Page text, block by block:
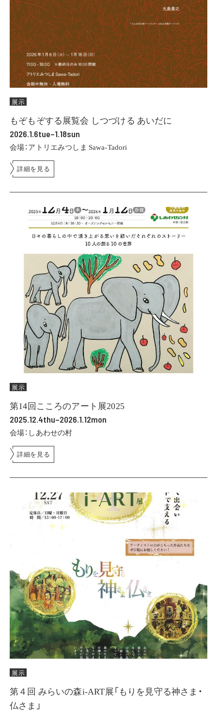
展示
もぞもぞする展覧会 しつづける あいだに
2026.1.6tue–1.18sun
会場：アトリエみつしま Sawa-Tadori
詳細を見る
展示
第14回こころのアート展2025
2025.12.4thu–2026.1.12mon
会場：しあわせの村
詳細を見る
展示
第４回 みらいの森i-ART展「もりを見守る神さま・
仏さま」